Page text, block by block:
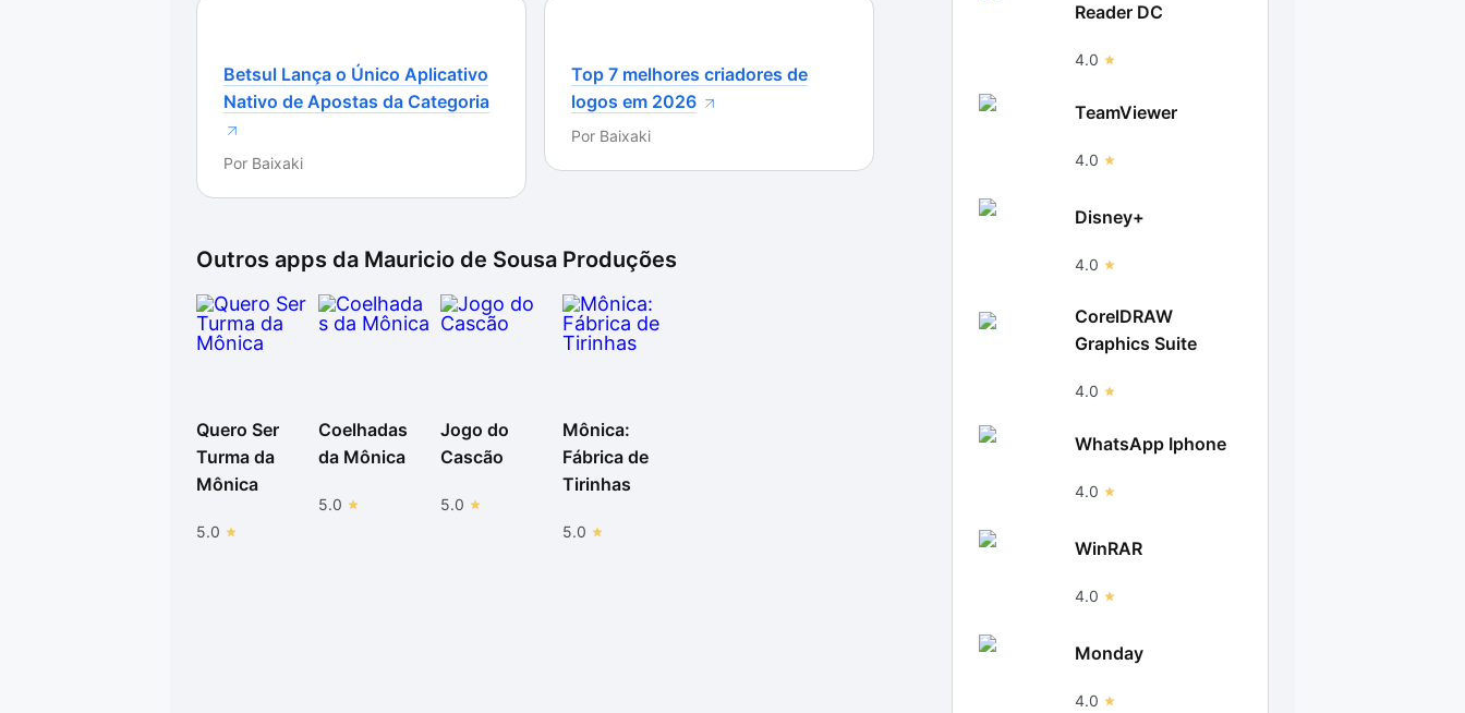
Betsul Lança o Único Aplicativo
Nativo de Apostas da Categoria
Por Baixaki
Top 7 melhores criadores de
logos em 2026
Por Baixaki
Outros apps da Mauricio de Sousa Produções
Quero Ser
Turma da
Mônica
5.0
Coelhadas
da Mônica
5.0
Jogo do
Cascão
5.0
Mônica:
Fábrica de
Tirinhas
5.0
Reader DC
4.0
TeamViewer
4.0
Disney+
4.0
CorelDRAW
Graphics Suite
4.0
WhatsApp Iphone
4.0
WinRAR
4.0
Monday
4.0